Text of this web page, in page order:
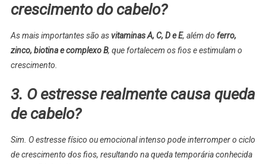
crescimento do cabelo?
As mais importantes são asvitaminas A, C, D e E, além do ferro,
zinco, biotina e complexo B, que fortalecem os fios e estimulam o
crescimento.
3. O estresse realmente causa queda
de cabelo?
Sim. O estresse físico ou emocional intenso pode interromper o ciclo
de crescimento dos fios, resultando na queda temporária conhecida